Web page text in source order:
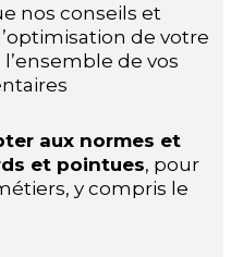
nos conseils et
de votre
de vos
aux normes et
et pointues, pour
y compris le